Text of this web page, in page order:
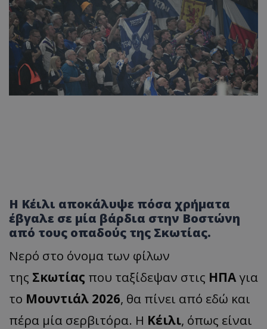
Η Κέιλι αποκάλυψε πόσα χρήματα
έβγαλε σε μία βάρδια στην Βοστώνη
από τους οπαδούς της Σκωτίας.
Νερό στο όνομα των φίλων
της Σκωτίας που ταξίδεψαν στις ΗΠΑγια
το Μουντιάλ 2026, θα πίνει από εδώ και
πέρα μία σερβιτόρα. Η Κέιλι, όπως είναι